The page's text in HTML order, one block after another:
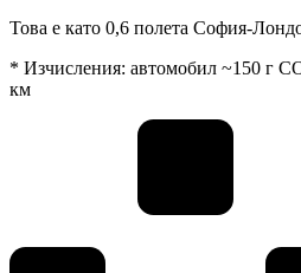
Това е като 0,6 полета София-
* Изчисления: автомобил ~150 г
км